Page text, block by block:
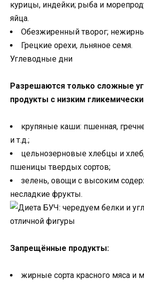
курицы, индейки; рыба и
яйца.
Обезжиренный творог;
Грецкие орехи, льняное семя.
Углеводные дни
Разрешаются только сложные
продукты с низким
крупяные каши: пшенная,
и т.д.;
цельнозерновые хлебцы и
пшеницы твердых сортов;
зелень, овощи с высоким
несладкие фрукты.
Запрещённые продукты:
жирные сорта красного мяса и